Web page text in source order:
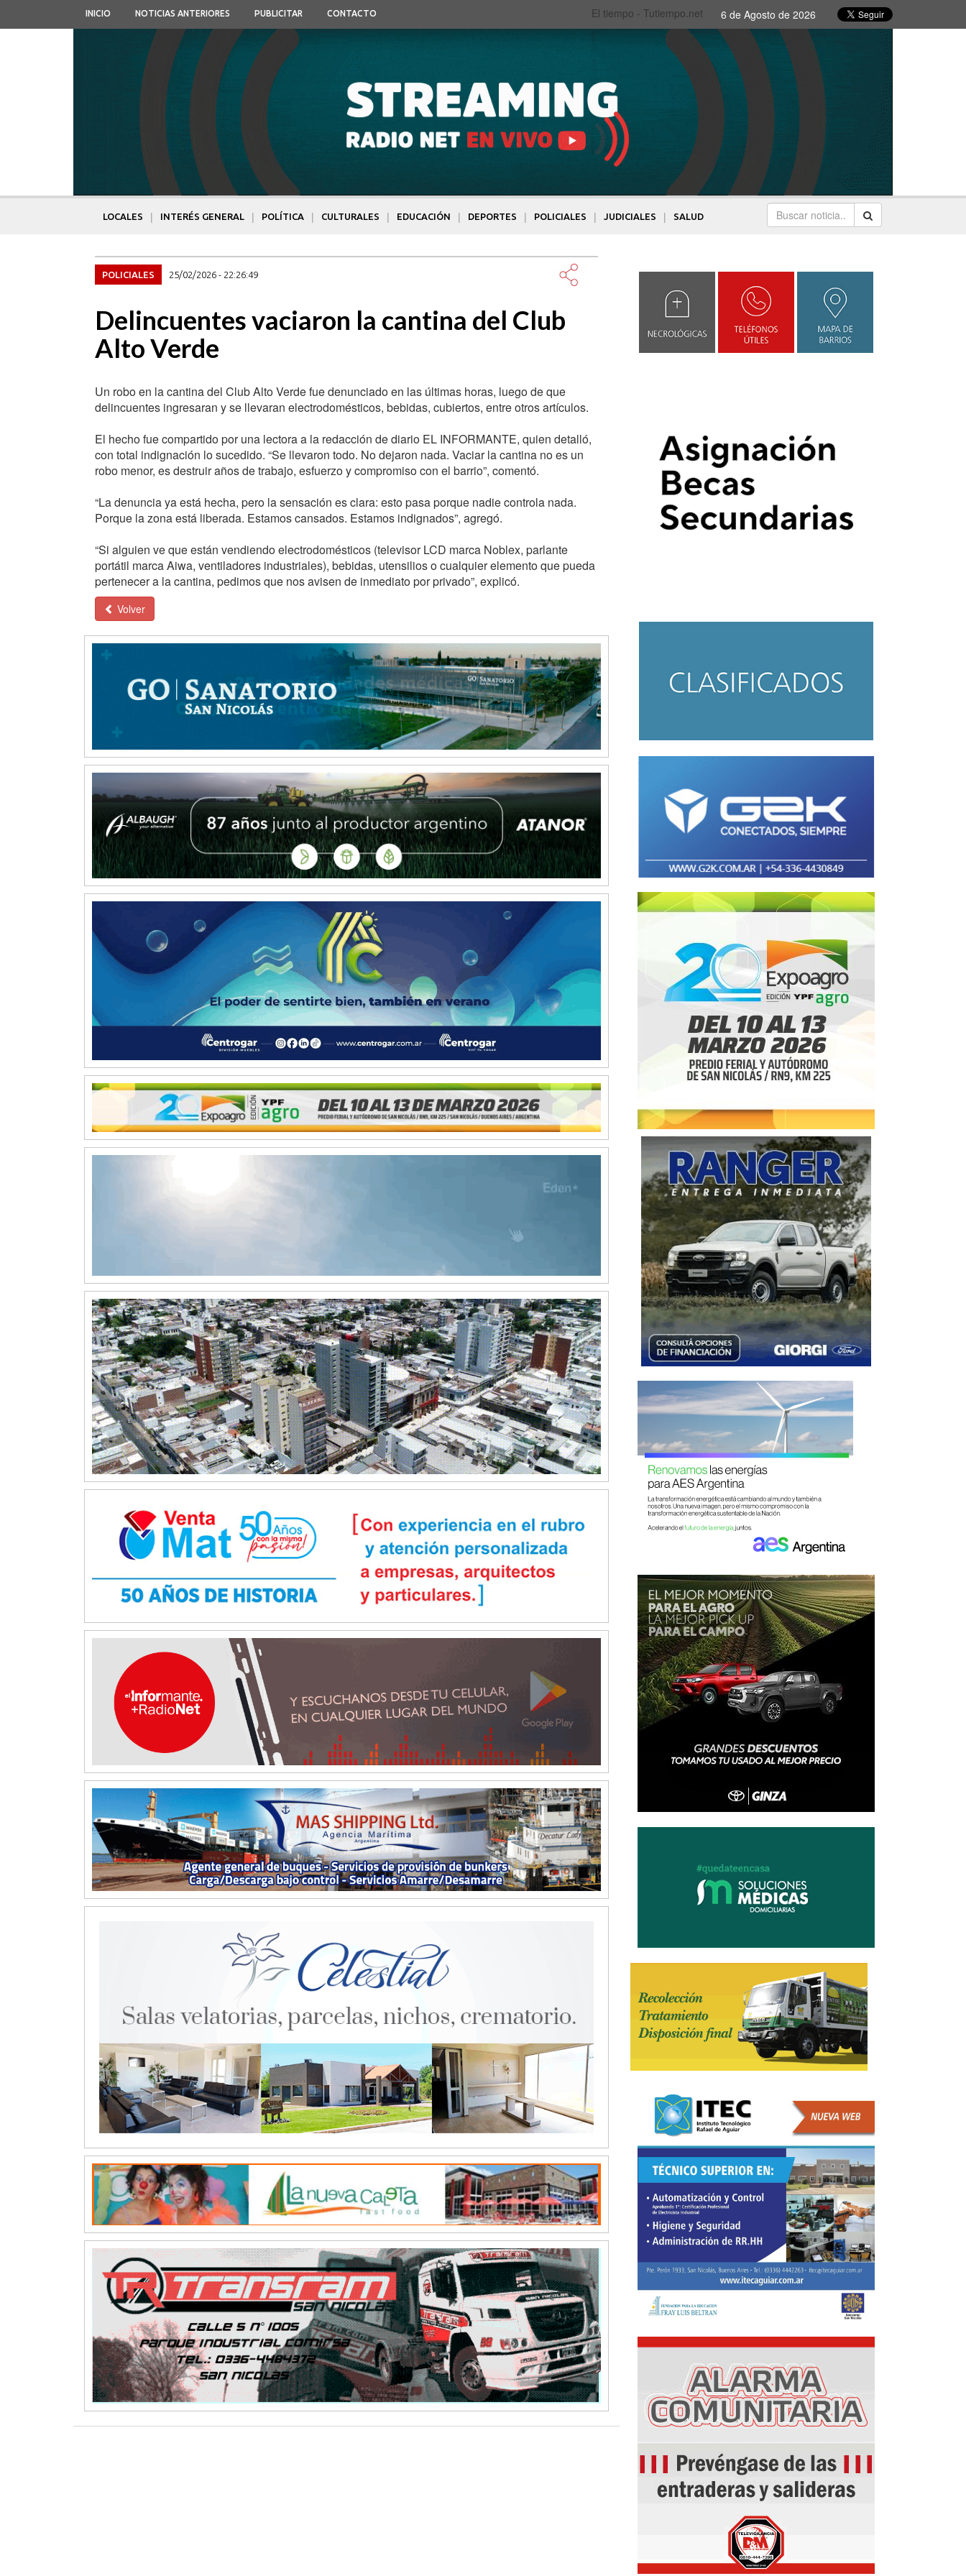
INICIO NOTICIAS ANTERIORES PUBLICITAR CONTACTO El tiempo - Tutiempo.net 6 de Agosto de 2026
LOCALES | INTERÉS GENERAL | POLÍTICA | CULTURALES | EDUCACIÓN | DEPORTES | POLICIALES | JUDICIALES | SALUD
POLICIALES 25/02/2026 - 22:26:49
Delincuentes vaciaron la cantina del Club
Alto Verde
Un robo en la cantina del Club Alto Verde fue denunciado en las últimas horas, luego de que
delincuentes ingresaran y se llevaran electrodomésticos, bebidas, cubiertos, entre otros artículos.
El hecho fue compartido por una lectora a la redacción de diario EL INFORMANTE, quien detalló,
con total indignación lo sucedido. “Se llevaron todo. No dejaron nada. Vaciar la cantina no es un
robo menor, es destruir años de trabajo, esfuerzo y compromiso con el barrio”, comentó.
“La denuncia ya está hecha, pero la sensación es clara: esto pasa porque nadie controla nada.
Porque la zona está liberada. Estamos cansados. Estamos indignados”, agregó.
“Si alguien ve que están vendiendo electrodomésticos (televisor LCD marca Noblex, parlante
portátil marca Aiwa, ventiladores industriales), bebidas, utensilios o cualquier elemento que pueda
pertenecer a la cantina, pedimos que nos avisen de inmediato por privado”, explicó.
Volver